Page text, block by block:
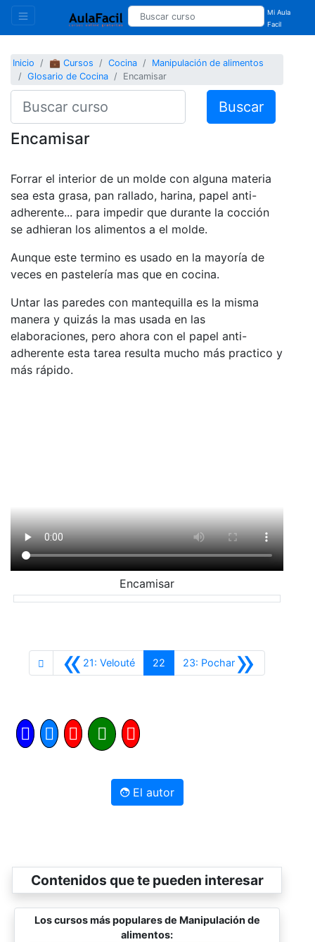
Mi Aula
Facil
Inicio 💼 Cursos Cocina
Manipulación de alimentos
Glosario de Cocina
Encamisar
Buscar
Encamisar
Forrar el interior de un molde con alguna materia
sea esta grasa, pan rallado, harina, papel anti-
adherente... para impedir que durante la cocción
se adhieran los alimentos a el molde.
Aunque este termino es usado en la mayoría de
veces en pastelería mas que en cocina.
Untar las paredes con mantequilla es la misma
manera y quizás la mas usada en las
elaboraciones, pero ahora con el papel anti-
adherente esta tarea resulta mucho más practico y
más rápido.
Encamisar
«21: VeloutéAnterior
22 »
23: PocharSiguiente
El autor
Contenidos que te pueden interesar
Los cursos más populares de Manipulación de
alimentos: